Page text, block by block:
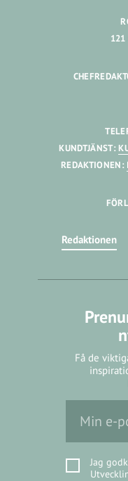
121
KUNDTJÄNST:
REDAKTIONEN:
Redaktionen
Få de
Jag